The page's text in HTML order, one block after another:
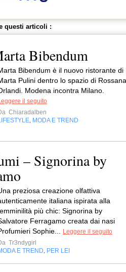
questi articoli :
Bibendum
Bibendum è il nuovo ristorante di
Pulini dentro lo spazio di Rossana
Modena incontra Milano.
il seguito
Chiaradalben
MODA E TREND
– Signorina by
preziosa creazione olfattiva
italiana ispirata alla
più chic: Signorina by
Ferragamo creata dai nasi
Sophie...
Leggere il seguito
Tr3ndygirl
E TREND
PER LEI